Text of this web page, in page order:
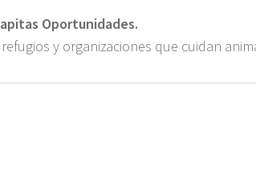
Oportunidades.
y organizaciones que cuidan